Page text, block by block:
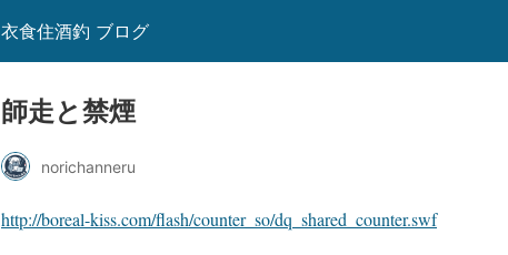
衣食住酒釣 ブログ
師走と禁煙
norichanneru
http://boreal-kiss.com/flash/counter_so/dq_shared_counter.swf